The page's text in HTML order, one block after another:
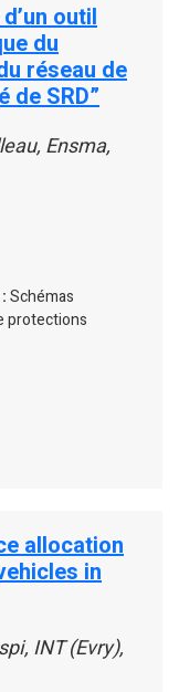
outil
du
réseau de
de SRD”
Ensma,
Schémas
protections
allocation
in
INT (Evry),